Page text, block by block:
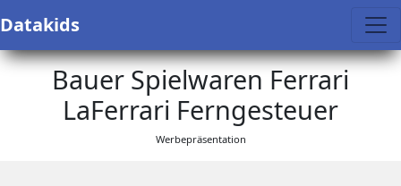
Datakids
Bauer Spielwaren Ferrari
LaFerrari Ferngesteuer
Werbepräsentation